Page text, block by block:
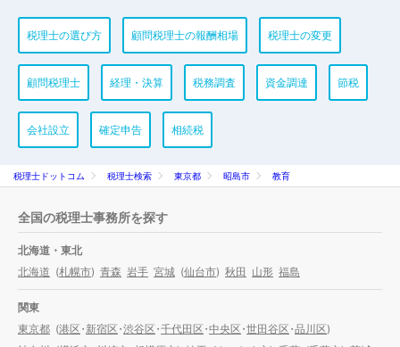
税理士の選び方 顧問税理士の報酬相場 税理士の変更
顧問税理士 経理・決算 税務調査 資金調達 節税
会社設立 確定申告 相続税
税理士ドットコム 税理士検索 東京都 昭島市 教育
全国の税理士事務所を探す
北海道・東北
北海道 (札幌市) 青森 岩手 宮城 (仙台市) 秋田 山形 福島
関東
東京都 (港区・新宿区・渋谷区・千代田区・中央区・世田谷区・品川区)